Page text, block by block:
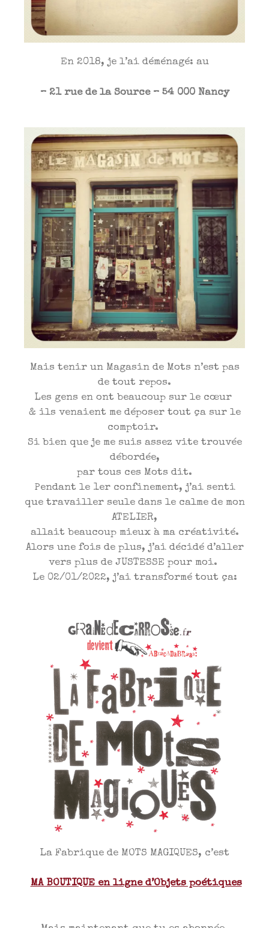
En 2018, je l’ai déménagé: au
– 21 rue de la Source – 54 000 Nancy
Mais tenir un Magasin de Mots n’est pas
de tout repos.
Les gens en ont beaucoup sur le cœur
& ils venaient me déposer tout ça sur le
comptoir.
Si bien que je me suis assez vite trouvée
débordée,
par tous ces Mots dit.
Pendant le 1er confinement, j’ai senti
que travailler seule dans le calme de mon
ATELIER,
allait beaucoup mieux à ma créativité.
Alors une fois de plus, j’ai décidé d’aller
vers plus de JUSTESSE pour moi.
Le 02/01/2022, j’ai transformé tout ça:
La Fabrique de MOTS MAGIQUES, c’est
MA BOUTIQUE en ligne d’Objets poétiques